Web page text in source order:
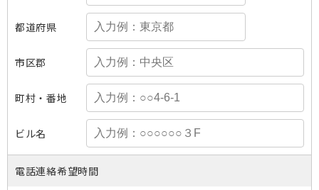
都道府県
市区郡
町村・番地
ビル名
電話連絡希望時間